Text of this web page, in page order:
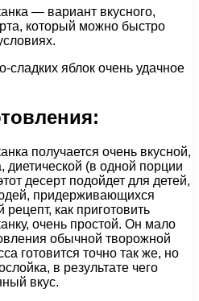
— вариант вкусного,
который можно быстро
сладких яблок очень удачное
получается очень вкусной,
диетической (в одной порции
десерт подойдет для детей,
придерживающихся
как приготовить
очень простой. Он мало
обычной творожной
готовится точно так же, но
в результате чего
вкус.